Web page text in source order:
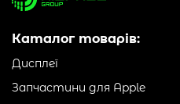
Каталог товарів:
Дисплеї
Запчастини для Apple